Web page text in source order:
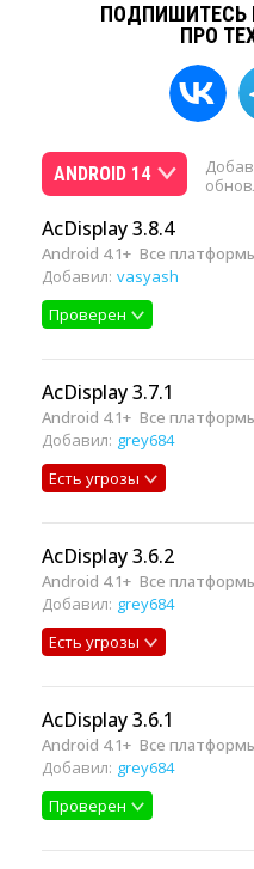
ПОДПИШИТЕСЬ
ПРО
ANDROID 14
AcDisplay 3.8.4
Android 4.1+ Все
Добавил: vasyash
Проверен
AcDisplay 3.7.1
Android 4.1+ Все
Добавил: grey684
Есть угрозы
AcDisplay 3.6.2
Android 4.1+ Все
Добавил: grey684
Есть угрозы
AcDisplay 3.6.1
Android 4.1+ Все
Добавил: grey684
Проверен